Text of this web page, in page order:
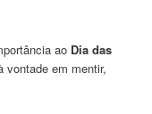
ao Dia das
vontade em mentir,